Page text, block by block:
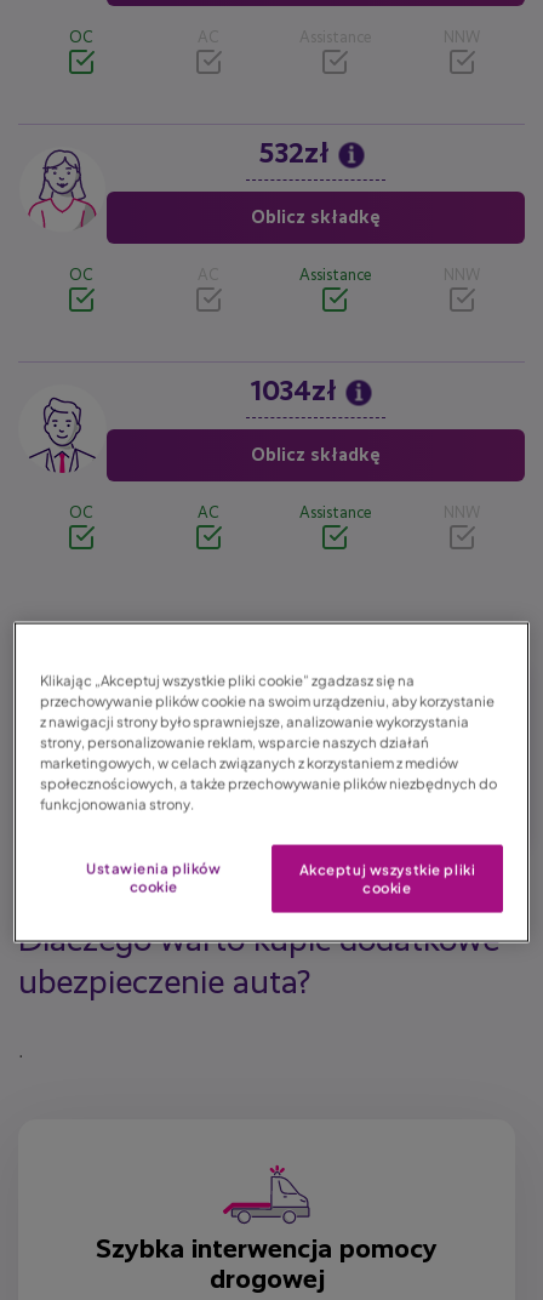
OC AC Assistance NNW
Image 532zł
Oblicz składkę
OC AC Assistance NNW
Image 1034zł
Oblicz składkę
OC AC Assistance NNW
Ubezpieczeniekrótkoterminowe Auto Assistancemożna
wykupić kontaktując się z infolinią lub z agentem
współpracującym z LINK4
Dlaczego warto kupić dodatkowe
ubezpieczenie auta?
.
Szybka interwencja pomocy
drogowej
Klikając „Akceptuj wszystkie pliki cookie” zgadzasz się na
przechowywanie plików cookie na swoim urządzeniu, aby korzystanie
z nawigacji strony było sprawniejsze, analizowanie wykorzystania
strony, personalizowanie reklam, wsparcie naszych działań
marketingowych, w celach związanych z korzystaniem z mediów
społecznościowych, a także przechowywanie plików niezbędnych do
funkcjonowania strony.
Ustawienia plików
cookie
Akceptuj wszystkie pliki
cookie